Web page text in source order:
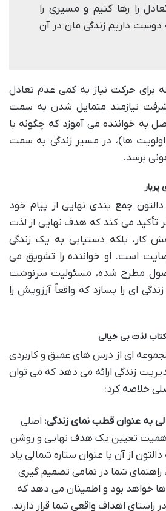
را رها کنیم و مسیری را
دوست داریم زندگی مان در آن
برای حرکت نیاز به کمی عدم تعادل
نیازمند متمایل شدن به سمت
به خواننده می آموزد که چگونه با
ها)، در مسیر زندگی به سمت
برسد.
پربار
جمع بندی نهایی از پیام خود
تأکید می کند که هدف نهایی از لذت
کار، بلکه دستیابی به یک زندگی
است. او خواننده را تشویق می
اصول مطرح شده، مسئولیت سرنوشت
ای را بسازد که واقعاً آرزویش را
لذت بی خیالی
ای از درس های عمیق و کاربردی
زندگی ارائه می دهد که می توان
خلاصه کرد:
به عنوان قطب نمای زندگی: اصلی
تعیین یک هدف نهایی و روشن
از آن با عنوان ستاره شمالی یاد
راهنمای شما در تمامی تصمیم گیری
خواهد بود و اطمینان می دهد که
راستای اهداف واقعی شما قرار دارند.